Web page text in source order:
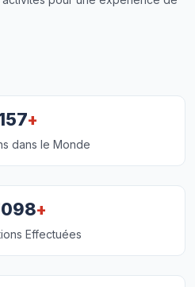
+
dans le Monde
+
Effectuées